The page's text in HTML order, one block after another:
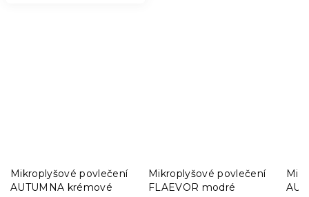
Mikroplyšové povlečení
AUTUMNA krémové
Mikroplyšové povlečení
FLAEVOR modré